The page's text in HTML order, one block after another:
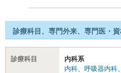
診療科目、専門外来、専門医・
診療科目
内科系
内科
呼吸器内科